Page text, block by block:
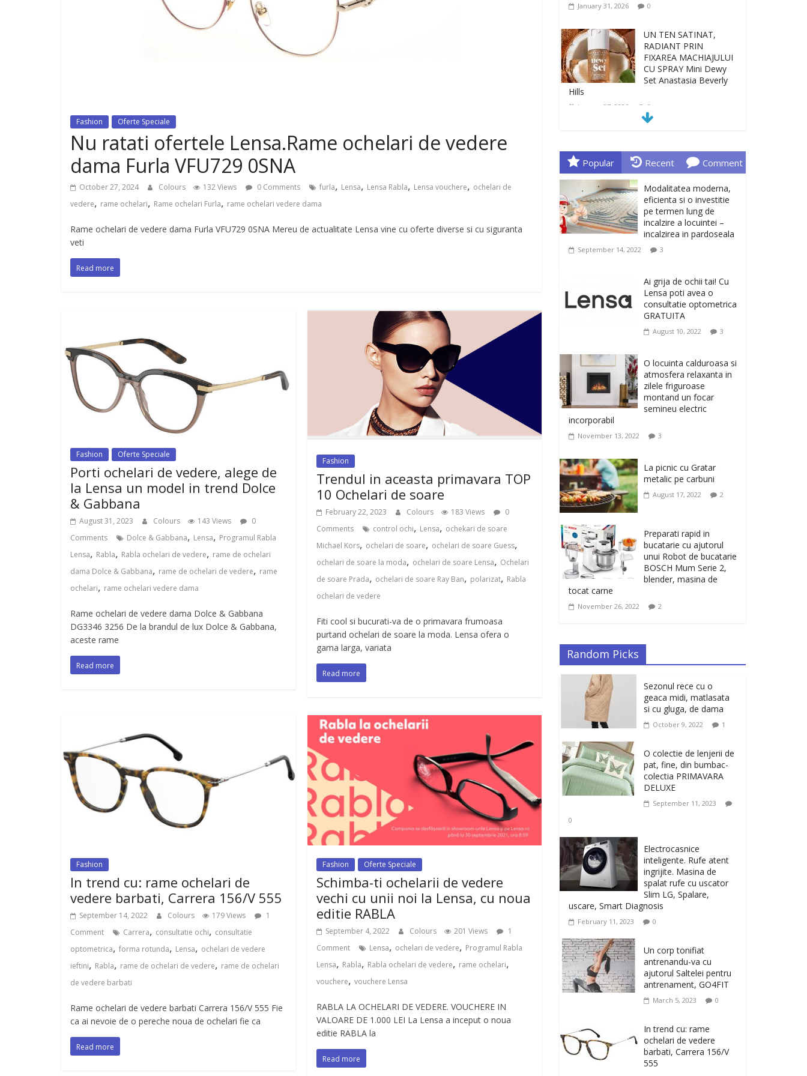
dispozitiv pentru tonifiere muschi
Fashion Oferte Speciale
Nu ratati ofertele Lensa.Rame ochelari de vedere
dama Furla VFU729 0SNA
October 27, 2024 Colours 132 Views 0 Comments furla, Lensa, Lensa Rabla, Lensa vouchere, ochelari de
vedere, rame ochelari, Rame ochelari Furla, rame ochelari vedere dama
Rame ochelari de vedere dama Furla VFU729 0SNA Mereu de actualitate Lensa vine cu oferte diverse si cu siguranta
veti
Read more
Fashion Oferte Speciale
Porti ochelari de vedere, alege de
la Lensa un model in trend Dolce
& Gabbana
August 31, 2023 Colours 143 Views
0
Comments
Dolce & Gabbana, Lensa, Programul Rabla
Lensa, Rabla, Rabla ochelari de vedere, rame de ochelari
dama Dolce & Gabbana, rame de ochelari de vedere, rame
ochelari, rame ochelari vedere dama
Rame ochelari de vedere dama Dolce & Gabbana
DG3346 3256 De la brandul de lux Dolce & Gabbana,
aceste rame
Read more
Fashion
Trendul in aceasta primavara TOP
10 Ochelari de soare
February 22, 2023 Colours 183 Views
0
Comments
control ochi, Lensa, ochekari de soare
Michael Kors, ochelari de soare, ochelari de soare Guess,
ochelari de soare la moda, ochelari de soare Lensa, Ochelari
de soare Prada, ochelari de soare Ray Ban, polarizat, Rabla
ochelari de vedere
Fiti cool si bucurati-va de o primavara frumoasa
purtand ochelari de soare la moda. Lensa ofera o
gama larga, variata
Read more
Fashion
In trend cu: rame ochelari de
vedere barbati, Carrera 156/V 555
September 14, 2022 Colours 179 Views
1
Comment
Carrera, consultatie ochi, consultatie
optometrica, forma rotunda, Lensa, ochelari de vedere
ieftini, Rabla, rame de ochelari de vedere, rame de ochelari
de vedere barbati
Rame ochelari de vedere barbati Carrera 156/V 555 Fie
ca ai nevoie de o pereche noua de ochelari fie ca
Read more
Fashion Oferte Speciale
Schimba-ti ochelarii de vedere
vechi cu unii noi la Lensa, cu noua
editie RABLA
September 4, 2022 Colours 201 Views
1
Comment
Lensa, ochelari de vedere, Programul Rabla
Lensa, Rabla, Rabla ochelari de vedere, rame ochelari,
vouchere,vouchere Lensa
RABLA LA OCHELARI DE VEDERE. VOUCHERE IN
VALOARE DE 1.000 LEI La Lensa a inceput o noua
editie RABLA la
Read more
January 31, 2026 0
UN TEN SATINAT,
RADIANT PRIN
FIXAREA MACHIAJULUI
CU SPRAY Mini Dewy
Set Anastasia Beverly
Hills
January 27, 2026 0
DE CURATARE CeraVe
CU CERAMIDE SI
January 23, 2026 0
Sa gasesti cadoul
potrivit este de multe
ori o provocare. Idei
la Giftspot.ro, magazinul de cadouri
originale. O alegere buna, Oglinda de baie
cu mărire și iluminare LED
0
musculatura pentru un
corp sanatos si
armonios dezvoltat, cu
Flexor Fitness-dispozitiv
pentru tonifiere muschi
February 10, 2026
Ivatherm pentru o piele
neteda si elastica.
February 6, 2026
Popular Recent Comment
Modalitatea moderna,
eficienta si o investitie
pe termen lung de
incalzire a locuintei –
incalzirea in pardoseala
September 14, 2022 3
Ai grija de ochii tai! Cu
Lensa poti avea o
consultatie optometrica
GRATUITA
August 10, 2022 3
O locuinta calduroasa si
atmosfera relaxanta in
zilele friguroase
montand un focar
semineu electric
incorporabil
November 13, 2022 3
La picnic cu Gratar
metalic pe carbuni
August 17, 2022 2
Preparati rapid in
bucatarie cu ajutorul
unui Robot de bucatarie
BOSCH Mum Serie 2,
blender, masina de
tocat carne
November 26, 2022 2
Random Picks
Sezonul rece cu o
geaca midi, matlasata
si cu gluga, de dama
October 9, 2022 1
O colectie de lenjerii de
pat, fine, din bumbac-
colectia PRIMAVARA
DELUXE
September 11, 2023
0
Electrocasnice
inteligente. Rufe atent
ingrijite. Masina de
spalat rufe cu uscator
Slim LG, Spalare,
uscare, Smart Diagnosis
February 11, 2023 0
Un corp tonifiat
antrenandu-va cu
ajutorul Saltelei pentru
antrenament, GO4FIT
March 5, 2023 0
In trend cu: rame
ochelari de vedere
barbati, Carrera 156/V
555